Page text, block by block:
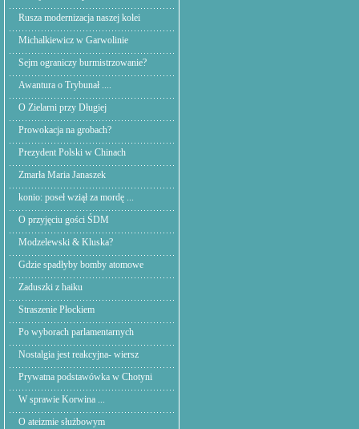
Rusza modernizacja naszej kolei
Michalkiewicz w Garwolinie
Sejm ograniczy burmistrzowanie?
Awantura o Trybunał ....
O Zielarni przy Długiej
Prowokacja na grobach?
Prezydent Polski w Chinach
Zmarła Maria Janaszek
konio: poseł wziął za mordę ...
O przyjęciu gości ŚDM
Modzelewski & Kluska?
Gdzie spadłyby bomby atomowe
Zaduszki z haiku
Straszenie Płockiem
Po wyborach parlamentarnych
Nostalgia jest reakcyjna- wiersz
Prywatna podstawówka w Chotyni
W sprawie Korwina ...
O ateizmie służbowym